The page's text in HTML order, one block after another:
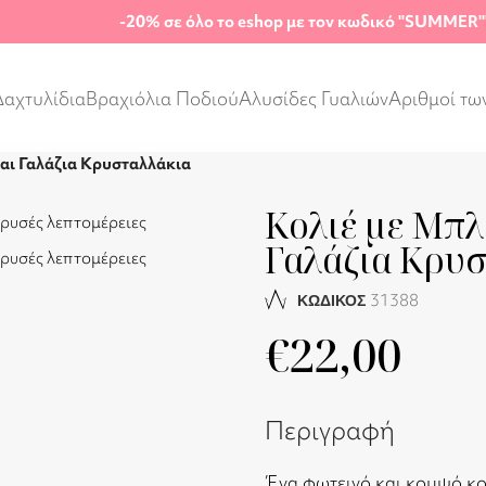
-20% σε όλο το eshop με τον κωδικό "SUMMER"
Βραχιόλια ΠοδιούΑλυσίδες ΓυαλιώνΑριθμοί
Γαλάζια Κρυσταλλάκια
Κολιέ με
Γαλάζια
ΚΩΔΙΚΟΣ 31388
€22,00
Περιγραφή